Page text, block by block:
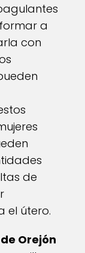
a
con
de
el útero.
Orejón